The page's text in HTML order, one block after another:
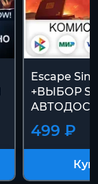
Escape
+ВЫБОР
499 ₽